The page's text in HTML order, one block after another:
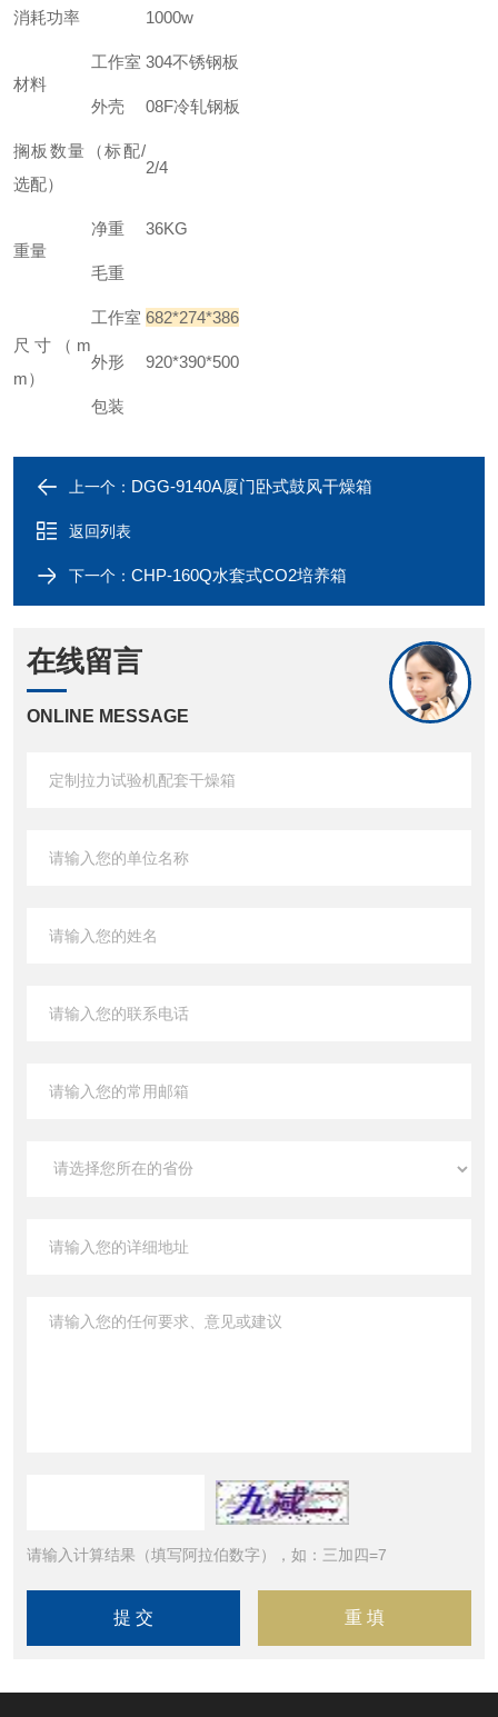
消耗功率 1000w
材料
工作室 304不锈钢板
外壳 08F冷轧钢板
搁板数量（标配/
选配）
2/4
重量
净重 36KG
毛重
尺寸（m
m）
工作室 682*274*386
外形 920*390*500
包装
上一个： DGG-9140A厦门卧式鼓风干燥箱
返回列表
下一个： CHP-160Q水套式CO2培养箱
在线留言
ONLINE MESSAGE
请输入计算结果（填写阿拉伯数字），如：三加四=7